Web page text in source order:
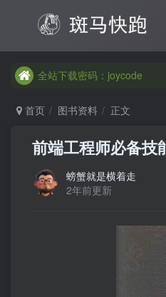
全站下载密码：joycode
首页
图书资料 正文
前端工程师必备技
螃蟹就是横着走
2年前更新